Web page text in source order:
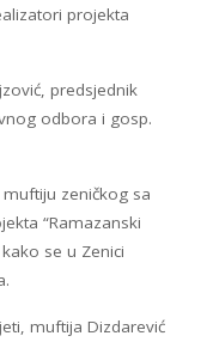
projekta
predsjednik
odbora i gosp.
muftiju zeničkog sa
“Ramazanski
se u Zenici
muftija Dizdarević